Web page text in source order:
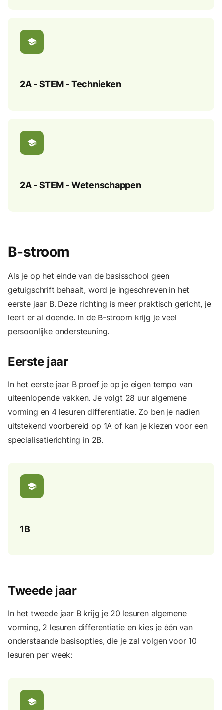
school
2A - STEM - Technieken
school
2A - STEM - Wetenschappen
B-stroom
Als je op het einde van de basisschool geen
getuigschrift behaalt, word je ingeschreven in het
eerste jaar B. Deze richting is meer praktisch gericht, je
leert er al doende. In de B-stroom krijg je veel
persoonlijke ondersteuning.
Eerste jaar
In het eerste jaar B proef je op je eigen tempo van
uiteenlopende vakken. Je volgt 28 uur algemene
vorming en 4 lesuren differentiatie. Zo ben je nadien
uitstekend voorbereid op 1A of kan je kiezen voor een
specialisatierichting in 2B.
school
1B
Tweede jaar
In het tweede jaar B krijg je 20 lesuren algemene
vorming, 2 lesuren differentiatie en kies je één van
onderstaande basisopties, die je zal volgen voor 10
lesuren per week:
school